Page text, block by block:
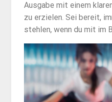
Ausgabe mit einem
zu erzielen. Sei bereit,
stehlen, wenn du mit im